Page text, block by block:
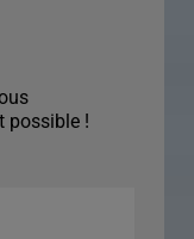
possible !